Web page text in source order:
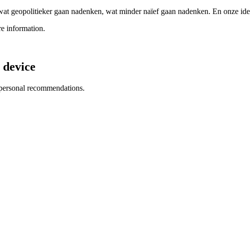
geopolitieker gaan nadenken, wat minder naïef gaan nadenken. En onze
information.
recommendations.